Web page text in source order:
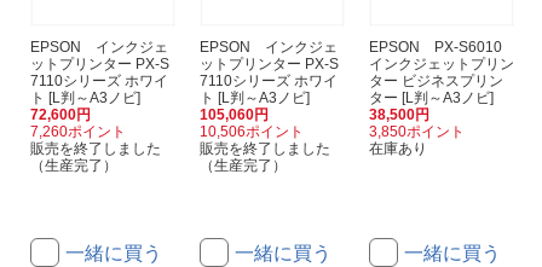
EPSON インクジェ
ットプリンター PX-S
7110シリーズ ホワイ
ト [L判～A3ノビ]
72,600円
7,260ポイント
販売を終了しました
（生産完了）
一緒に買う
EPSON インクジェ
ットプリンター PX-S
7110シリーズ ホワイ
ト [L判～A3ノビ]
105,060円
10,506ポイント
販売を終了しました
（生産完了）
一緒に買う
EPSON PX-S6010
インクジェットプリン
ター ビジネスプリン
ター [L判～A3ノビ]
38,500円
3,850ポイント
在庫あり
一緒に買う